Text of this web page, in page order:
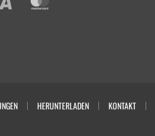
HERUNTERLADEN KONTAKT